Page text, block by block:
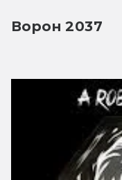
Ворон 2037